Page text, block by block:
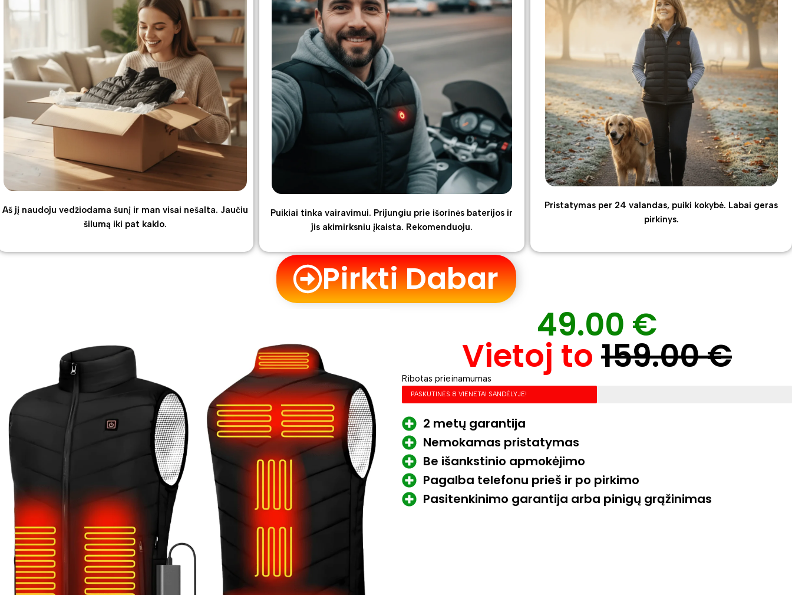
Aš jį naudoju vedžiodama šunį ir man visai nešalta. Jaučiu
šilumą iki pat kaklo.
Puikiai tinka vairavimui. Prijungiu prie išorinės baterijos ir
jis akimirksniu įkaista. Rekomenduoju.
Pristatymas per 24 valandas, puiki kokybė. Labai geras
pirkinys.
Pirkti Dabar
49.00 €
Vietoj to 159.00 €
Ribotas prieinamumas
PASKUTINĖS 8 VIENETAI SANDĖLYJE!
2 metų garantija
Nemokamas pristatymas
Be išankstinio apmokėjimo
Pagalba telefonu prieš ir po pirkimo
Pasitenkinimo garantija arba pinigų grąžinimas